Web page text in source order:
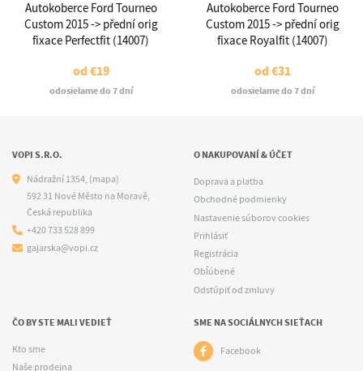
Autokoberce Ford Tourneo
Custom 2015 -> přední orig
fixace Perfectfit (14007)
od€19
odosielame do 7 dní
Autokoberce Ford Tourneo
Custom 2015 -> přední orig
fixace Royalfit (14007)
od€31
odosielame do 7 dní
VOPI S.R.O.
Nádražní 1354, (mapa)
592 31 Nové Město na Moravě,
Česká republika
+420 733 528 899
gajarska@vopi.cz
O NAKUPOVANÍ & ÚČET
Doprava a platba
Obchodné podmienky
Nastavenie súborov cookies
Prihlásiť
Registrácia
Obľúbené
Odstúpiť od zmluvy
ČO BY STE MALI VEDIEŤ
Kto sme
Naše prodejna
SME NA SOCIÁLNYCH SIEŤACH
Facebook